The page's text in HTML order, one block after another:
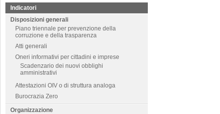
Indicatori
Disposizioni generali
Piano triennale per prevenzione della
corruzione e della trasparenza
Atti generali
Oneri informativi per cittadini e imprese
Scadenzario dei nuovi obblighi
amministrativi
Attestazioni OIV o di struttura analoga
Burocrazia Zero
Organizzazione